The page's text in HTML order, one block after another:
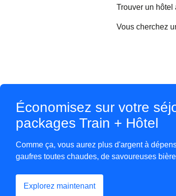
Trouver un hôtel
Vous cherchez
Économisez sur votre
packages Train + Hôtel
Comme ça, vous aurez plus d'argent à
gaufres toutes chaudes, de savoureuses
Explorez maintenant
(Ouvre un nouvel onglet